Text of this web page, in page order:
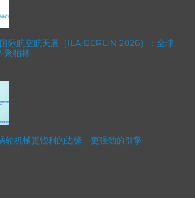
际航空航天展（ILA BERLIN 2026）：全球
聚柏林
轮机械更锐利的边缘，更强劲的引擎